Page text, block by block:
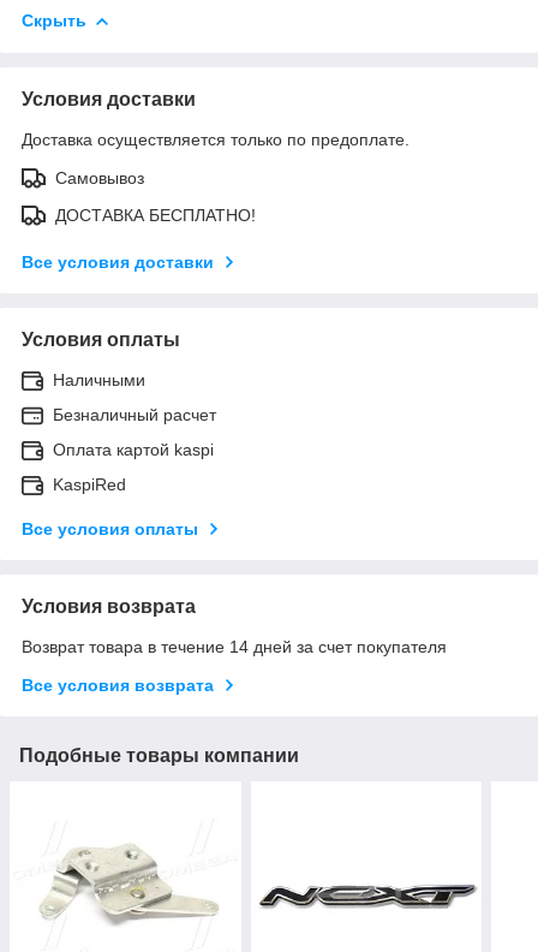
Скрыть
Условия доставки
Доставка осуществляется только по предоплате.
Самовывоз
ДОСТАВКА БЕСПЛАТНО!
Все условия доставки
Условия оплаты
Наличными
Безналичный расчет
Оплата картой kaspi
KaspiRed
Все условия оплаты
Условия возврата
Возврат товара в течение 14 дней за счет покупателя
Все условия возврата
Подобные товары компании